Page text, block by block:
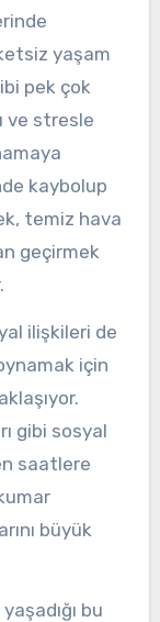
yaşam
pek çok
ve stresle
kaybolup
temiz hava
geçirmek
ilişkileri de
için
gibi sosyal
saatlere
büyük
bu